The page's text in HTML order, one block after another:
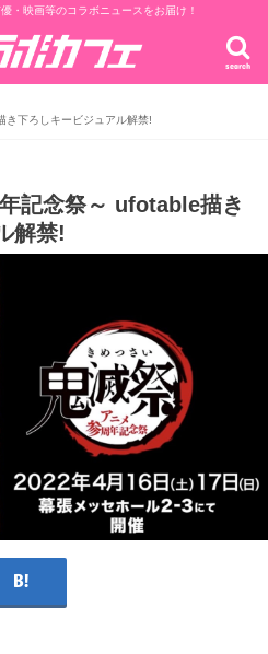
・映画等のコラボニュースをお届け！
search
き下ろしキービジュアル解禁!
記念祭～ ufotable描き
解禁!